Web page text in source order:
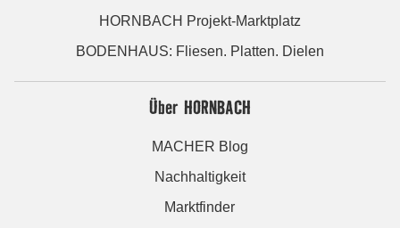
HORNBACH Projekt-Marktplatz
BODENHAUS: Fliesen. Platten. Dielen
Über HORNBACH
MACHER Blog
Nachhaltigkeit
Marktfinder